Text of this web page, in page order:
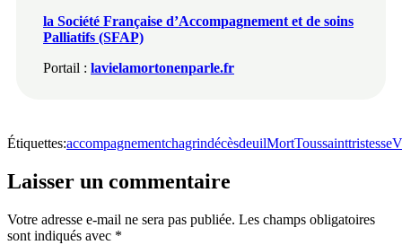
la Société Française d’Accompagnement et de soins
Palliatifs (SFAP)
Portail : lavielamortonenparle.fr
Étiquettes:accompagnementchagrindécèsdeuilMortToussainttristesse
Laisser un commentaire
Votre adresse e-mail ne sera pas publiée. Les champs obligatoires
sont indiqués avec *